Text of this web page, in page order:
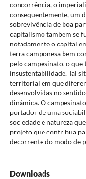
concorrência, o
consequentemente, um
sobrevivência de boa
capitalismo também se
notadamente o capital
terra camponesa bem
pelo campesinato, o que
insustentabilidade. Tal
territorial em que
desenvolvidas no
dinâmica. O
portador de uma
sociedade e natureza
projeto que contribua
decorrente do modo de
Downloads